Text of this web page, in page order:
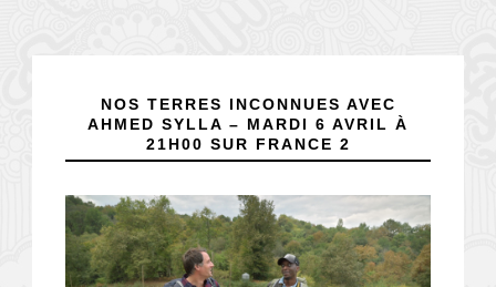
NOS TERRES INCONNUES AVEC
AHMED SYLLA – MARDI 6 AVRIL À
21H00 SUR FRANCE 2